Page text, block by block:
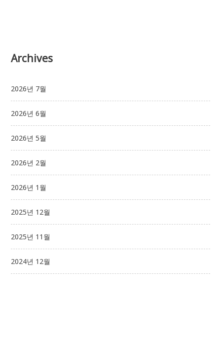
Archives
2026년 7월
2026년 6월
2026년 5월
2026년 2월
2026년 1월
2025년 12월
2025년 11월
2024년 12월